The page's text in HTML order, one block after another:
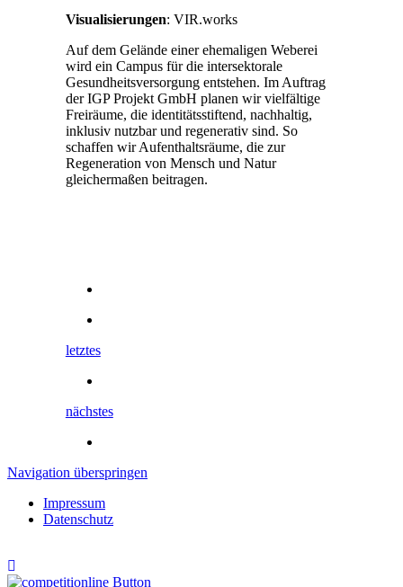
Visualisierungen: VIR.works
Auf dem Gelände einer ehemaligen Weberei
wird ein Campus für die intersektorale
Gesundheitsversorgung entstehen. Im Auftrag
der IGP Projekt GmbH planen wir vielfältige
Freiräume, die identitätsstiftend, nachhaltig,
inklusiv nutzbar und regenerativ sind. So
schaffen wir Aufenthaltsräume, die zur
Regeneration von Mensch und Natur
gleichermaßen beitragen.
letztes
nächstes
Navigation überspringen
Impressum
Datenschutz